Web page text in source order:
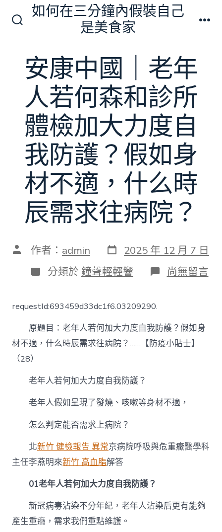
換
開
關
如何在三分鐘內假裝自己
是美食家
安康中國｜老年
人若何森和診所
體檢加大力度自
我防護？假如身
材不適，什么時
辰需求往病院？
文 作者： admin 發
表
日
期
2025 年 12 月 7 日
分
類
分類於 鐘聲輕輕響 在
〈安
｜
老
年
人
診
所
加
大
防
護？
尚無留言
requestId:693459d33dc1f6.03209290.
原題目：老年人若何加大力度自我防護？假如身
材不適，什么時辰需求往病院？……【防疫小貼士】
（28）
老年人若何加大力度自我防護？
老年人假如呈現了發燒、咳嗽等身材不適，
怎么判定能否需求上病院？
北新竹 健檢報告 異常京病院呼吸與危重癥醫學科
主任李燕明來新竹 高血脂解答
01老年人若何加大力度自我防護？
新冠病毒沾染不分年紀，老年人沾染后更有能夠
產生重癥，需求我們重點維護。